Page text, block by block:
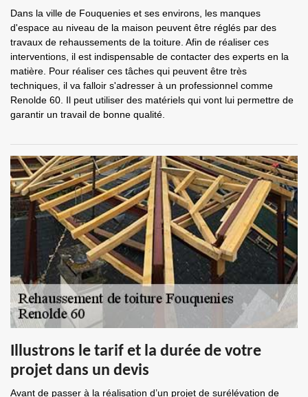
Dans la ville de Fouquenies et ses environs, les manques
d'espace au niveau de la maison peuvent être réglés par des
travaux de rehaussements de la toiture. Afin de réaliser ces
interventions, il est indispensable de contacter des experts en la
matière. Pour réaliser ces tâches qui peuvent être très
techniques, il va falloir s'adresser à un professionnel comme
Renolde 60. Il peut utiliser des matériels qui vont lui permettre de
garantir un travail de bonne qualité.
Illustrons le tarif et la durée de votre
projet dans un devis
Avant de passer à la réalisation d’un projet de surélévation de